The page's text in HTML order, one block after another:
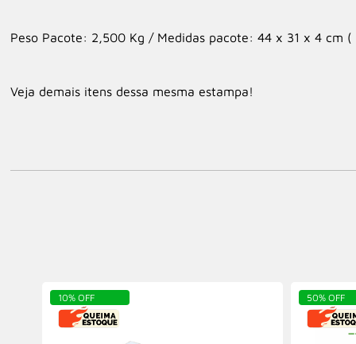
Peso Pacote: 2,500 Kg / Medidas pacote: 44 x 31 x 4 cm (
Veja demais itens dessa mesma estampa!
10% OFF 50% OFF